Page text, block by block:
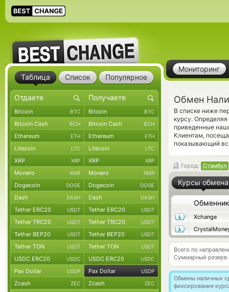
Мониторинг
Обмен
В списке ниже
курсу.
приведенные
Клиентам,
показывающий
Город: Стамбул
Курсы обмена
Обменник
Xchange
Всего по
Суммарный резерв
Обмены наличных
фиксирования
Таблица Список Популярное
Bitcoin BTC Bitcoin BTC
Bitcoin Cash BCH Bitcoin Cash BCH
Ethereum ETH Ethereum ETH
Litecoin LTC Litecoin LTC
XRP XRP XRP XRP
Monero XMR Monero XMR
Dogecoin DOGE Dogecoin DOGE
Dash DASH Dash DASH
Tether ERC20 USDT Tether ERC20 USDT
Tether TRC20 USDT Tether TRC20 USDT
Tether BEP20 USDT Tether BEP20 USDT
Tether TON USDT Tether TON USDT
USDC ERC20 USDC USDC ERC20 USDC
Pax Dollar USDP Pax Dollar USDP
Zcash ZEC Zcash ZEC